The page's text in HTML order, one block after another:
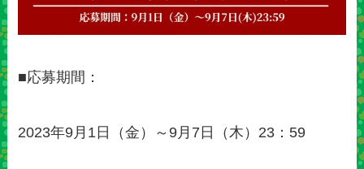
■応募期間：
2023年9月1日（金）～9月7日（木）23：59